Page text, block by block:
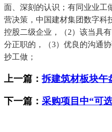
面、深刻的认识；有同业业工
营决策，中国建材集团数字科
控股二级企业，（2）该当具
分正职的，（3）优良的沟通
抄工做；
上一篇：拆建筑材板块午
下一篇： 采购项目中“可